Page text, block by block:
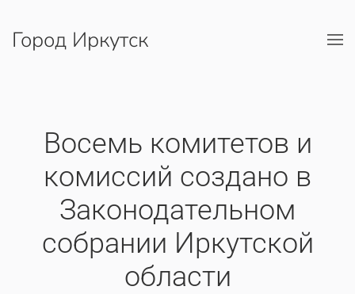
Перейти к содержимому
Город Иркутск
Восемь комитетов и
комиссий создано в
Законодательном
собрании Иркутской
области